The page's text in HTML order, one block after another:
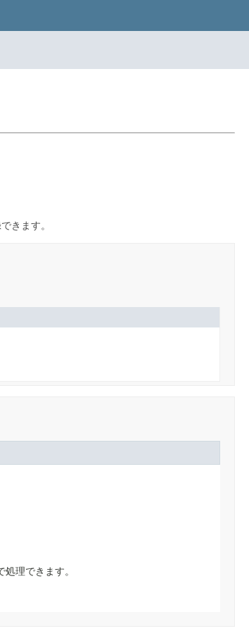
きます。
理できます。